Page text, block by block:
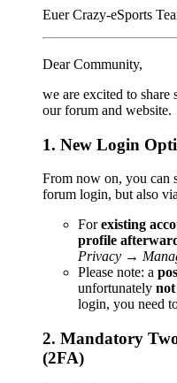
Euer Crazy-eSports
Dear Community,
we are excited to share
our forum and website.
1. New Login
From now on, you can
forum login, but also
Forexisting
profile
Privacy →
Please note: a
unfortunately not
login, you need
2. Mandatory
(2FA)